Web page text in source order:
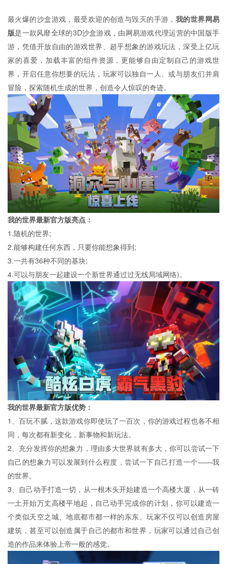
最火爆的沙盒游戏，最受欢迎的创造与毁灭的手游， 我的世界网易
版是一款风靡全球的3D沙盒游戏，由网易游戏代理运营的中国版手
游，凭借开放自由的游戏世界、超乎想象的游戏玩法，深受上亿玩
家的喜爱，加载丰富的组件资源，更能够自由定制自己的游戏世
界，开启任意你想要的玩法，玩家可以独自一人、或与朋友们并肩
冒险，探索随机生成的世界，创造令人惊叹的奇迹。
我的世界最新官方版亮点：
1.随机的世界;
2.能够构建任何东西，只要你能想象得到;
3.一共有36种不同的基块;
4.可以与朋友一起建设一个新世界通过过无线局域网络)。
我的世界最新官方版优势：
1、百玩不腻，这款游戏你即使玩了一百次，你的游戏过程也各不相
同，每次都有新变化，新事物和新玩法。
2、充分发挥你的想象力，理由多大世界就有多大，你可以尝试一下
自己的想象力可以发展到什么程度，尝试一下自己打造一个——我
的世界。
3、自己动手打造一切，从一根木头开始建造一个高楼大厦，从一砖
一土开始万丈高楼平地起，自己动手完成你的计划，你可以建造一
个类似天空之城、地底都市都一样的东东。玩家不仅可以创造房屋
建筑，甚至可以创造属于自己的都市和世界，玩家可以通过自己创
造的作品来体验上帝一般的感觉。